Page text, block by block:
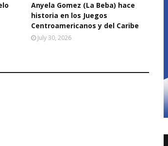
Anyela Gomez (La Beba) hace
historia en los Juegos
Centroamericanos y del Caribe
July 30, 2026